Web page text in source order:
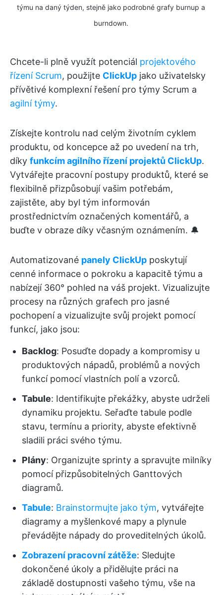
týmu na daný týden, stejně jako podrobné grafy burnup a
burndown.
Chcete-li plně využít potenciál projektového
řízení Scrum, použijte ClickUp jako uživatelsky
přívětivé komplexní řešení pro týmy Scrum a
agilní týmy.
Získejte kontrolu nad celým životním cyklem
produktu, od koncepce až po uvedení na trh,
díky funkcím agilního řízení projektů ClickUp.
Vytvářejte pracovní postupy produktů, které se
flexibilně přizpůsobují vašim potřebám,
zajistěte, aby byl tým informován
prostřednictvím označených komentářů, a
buďte v obraze díky včasným oznámením. 🔔
Automatizované panely ClickUp poskytují
cenné informace o pokroku a kapacitě týmu a
nabízejí 360° pohled na váš projekt. Vizualizujte
procesy na různých grafech pro jasné
pochopení a vizualizujte svůj projekt pomocí
funkcí, jako jsou:
Backlog: Posuďte dopady a kompromisy u
produktových nápadů, problémů a nových
funkcí pomocí vlastních polí a vzorců.
Tabule: Identifikujte překážky, abyste udrželi
dynamiku projektu. Seřaďte tabule podle
stavu, termínu a priority, abyste efektivně
sladili práci svého týmu.
Plány: Organizujte sprinty a spravujte milníky
pomocí přizpůsobitelných Ganttových
diagramů.
Tabule: Brainstormujte jako tým, vytvářejte
diagramy a myšlenkové mapy a plynule
převádějte nápady do proveditelných úkolů.
Zobrazení pracovní zátěže: Sledujte
dokončené úkoly a přidělujte práci na
základě dostupnosti vašeho týmu, vše na